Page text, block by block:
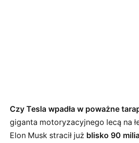
Czy Tesla wpadła w poważne
giganta motoryzacyjnego lecą na
Elon Musk stracił już blisko 90